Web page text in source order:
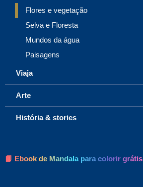
Flores e vegetação
Selva e Floresta
Mundos da água
Paisagens
Viaja
Arte
História & stories
📘 Ebook de Mandala para colorir grátis